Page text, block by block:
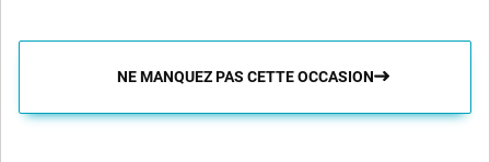
NE MANQUEZ PAS CETTE OCCASION